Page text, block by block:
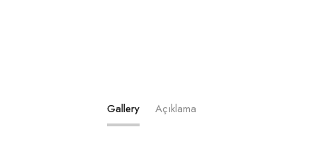
Gallery Açıklama